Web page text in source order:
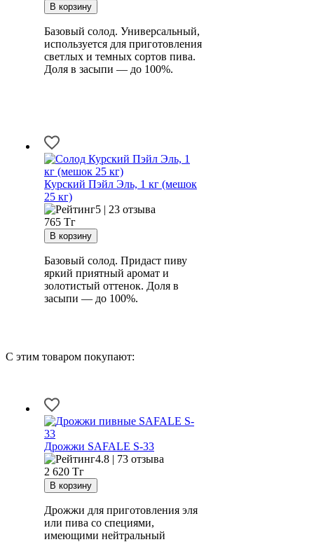
Базовый солод. Универсальный,
используется для приготовления
светлых и темных сортов пива.
Доля в засыпи — до 100%.
Курский Пэйл Эль, 1 кг (мешок
25 кг)
5 | 23 отзыва
765 Тг
Базовый солод. Придаст пиву
яркий приятный аромат и
золотистый оттенок. Доля в
засыпи — до 100%.
С этим товаром покупают:
Дрожжи SAFALE S-33
4.8 | 73 отзыва
2 620 Тг
Дрожжи для приготовления эля
или пива со специями,
имеющими нейтральный